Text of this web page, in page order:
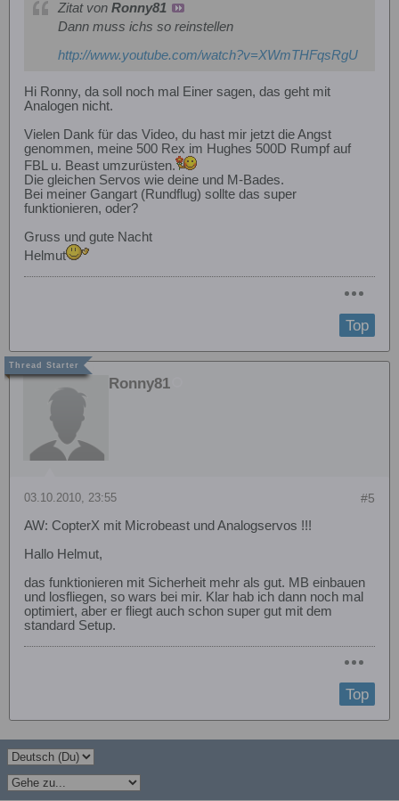
Zitat von Ronny81
Dann muss ichs so reinstellen
http://www.youtube.com/watch?v=XWmTHFqsRgU
Hi Ronny, da soll noch mal Einer sagen, das geht mit
Analogen nicht.
Vielen Dank für das Video, du hast mir jetzt die Angst
genommen, meine 500 Rex im Hughes 500D Rumpf auf
FBL u. Beast umzurüsten.
Die gleichen Servos wie deine und M-Bades.
Bei meiner Gangart (Rundflug) sollte das super
funktionieren, oder?
Gruss und gute Nacht
Helmut
Top
Ronny81
#5
03.10.2010, 23:55
AW: CopterX mit Microbeast und Analogservos !!!
Hallo Helmut,
das funktionieren mit Sicherheit mehr als gut. MB einbauen
und losfliegen, so wars bei mir. Klar hab ich dann noch mal
optimiert, aber er fliegt auch schon super gut mit dem
standard Setup.
Top